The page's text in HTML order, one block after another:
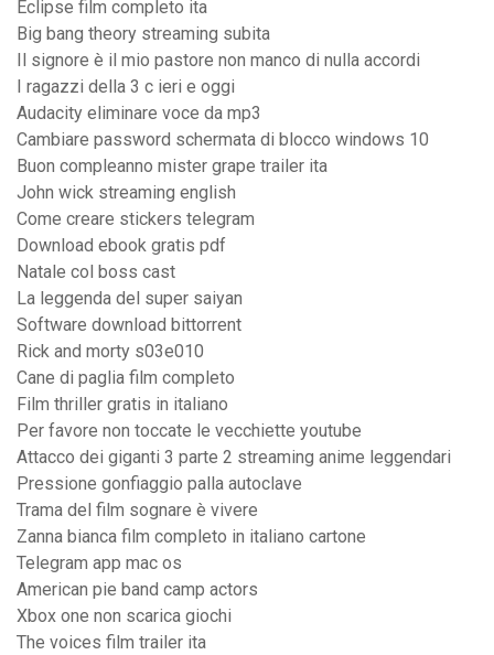
Eclipse film completo ita
Big bang theory streaming subita
Il signore è il mio pastore non manco di nulla accordi
I ragazzi della 3 c ieri e oggi
Audacity eliminare voce da mp3
Cambiare password schermata di blocco windows 10
Buon compleanno mister grape trailer ita
John wick streaming english
Come creare stickers telegram
Download ebook gratis pdf
Natale col boss cast
La leggenda del super saiyan
Software download bittorrent
Rick and morty s03e010
Cane di paglia film completo
Film thriller gratis in italiano
Per favore non toccate le vecchiette youtube
Attacco dei giganti 3 parte 2 streaming anime leggendari
Pressione gonfiaggio palla autoclave
Trama del film sognare è vivere
Zanna bianca film completo in italiano cartone
Telegram app mac os
American pie band camp actors
Xbox one non scarica giochi
The voices film trailer ita